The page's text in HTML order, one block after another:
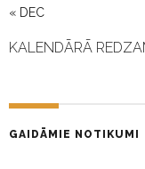
« DEC
KALENDĀRĀ
GAIDĀMIE NOTIKUMI